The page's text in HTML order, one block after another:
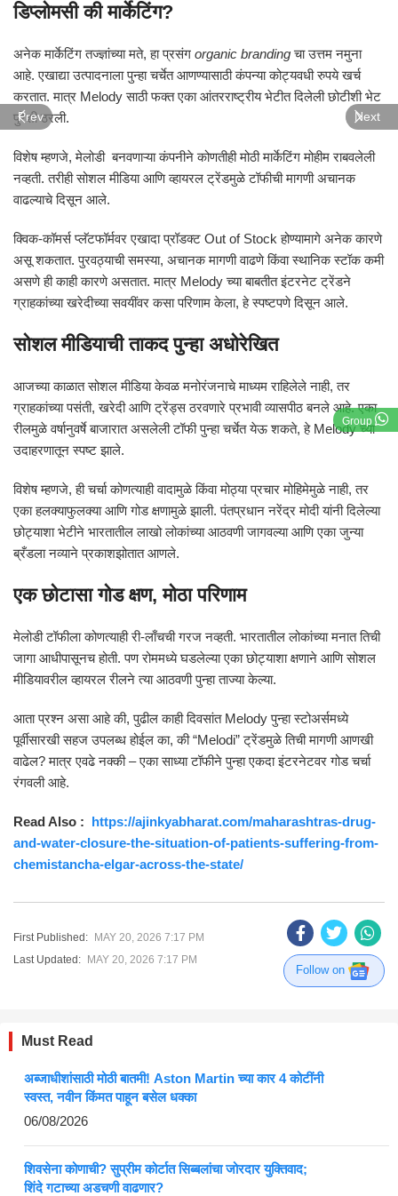
Group
डिप्लोमसी की मार्केटिंग?
अनेक मार्केटिंग तज्ज्ञांच्या मते, हा प्रसंग organic brandingचा उत्तम नमुना
आहे. एखाद्या उत्पादनाला पुन्हा चर्चेत आणण्यासाठी कंपन्या कोट्यवधी रुपये खर्च
करतात. मात्र Melody साठी फक्त एका आंतरराष्ट्रीय भेटीत दिलेली छोटीशी भेट
पुरेशी ठरली.
विशेष म्हणजे, मेलोडी बनवणाऱ्या कंपनीने कोणतीही मोठी मार्केटिंग मोहीम राबवलेली
नव्हती. तरीही सोशल मीडिया आणि व्हायरल ट्रेंडमुळे टॉफीची मागणी अचानक
वाढल्याचे दिसून आले.
क्विक-कॉमर्स प्लॅटफॉर्मवर एखादा प्रॉडक्ट Out of Stock होण्यामागे अनेक कारणे
असू शकतात. पुरवठ्याची समस्या, अचानक मागणी वाढणे किंवा स्थानिक स्टॉक कमी
असणे ही काही कारणे असतात. मात्र Melody च्या बाबतीत इंटरनेट ट्रेंडने
ग्राहकांच्या खरेदीच्या सवयींवर कसा परिणाम केला, हे स्पष्टपणे दिसून आले.
सोशल मीडियाची ताकद पुन्हा अधोरेखित
आजच्या काळात सोशल मीडिया केवळ मनोरंजनाचे माध्यम राहिलेले नाही, तर
ग्राहकांच्या पसंती, खरेदी आणि ट्रेंड्स ठरवणारे प्रभावी व्यासपीठ बनले आहे. एका
रीलमुळे वर्षानुवर्षे बाजारात असलेली टॉफी पुन्हा चर्चेत येऊ शकते, हे Melody च्या
उदाहरणातून स्पष्ट झाले.
विशेष म्हणजे, ही चर्चा कोणत्याही वादामुळे किंवा मोठ्या प्रचार मोहिमेमुळे नाही, तर
एका हलक्याफुलक्या आणि गोड क्षणामुळे झाली. पंतप्रधान नरेंद्र मोदी यांनी दिलेल्या
छोट्याशा भेटीने भारतातील लाखो लोकांच्या आठवणी जागवल्या आणि एका जुन्या
ब्रँडला नव्याने प्रकाशझोतात आणले.
एक छोटासा गोड क्षण, मोठा परिणाम
मेलोडी टॉफीला कोणत्याही री-लाँचची गरज नव्हती. भारतातील लोकांच्या मनात तिची
जागा आधीपासूनच होती. पण रोममध्ये घडलेल्या एका छोट्याशा क्षणाने आणि सोशल
मीडियावरील व्हायरल रीलने त्या आठवणी पुन्हा ताज्या केल्या.
आता प्रश्न असा आहे की, पुढील काही दिवसांत Melody पुन्हा स्टोअर्समध्ये
पूर्वीसारखी सहज उपलब्ध होईल का, की “Melodi” ट्रेंडमुळे तिची मागणी आणखी
वाढेल? मात्र एवढे नक्की – एका साध्या टॉफीने पुन्हा एकदा इंटरनेटवर गोड चर्चा
रंगवली आहे.
Read Also : https://ajinkyabharat.com/maharashtras-drug-
and-water-closure-the-situation-of-patients-suffering-from-
chemistancha-elgar-across-the-state/
First Published: MAY 20, 2026 7:17 PM
Last Updated: MAY 20, 2026 7:17 PM
Follow on
Prev Next
Must Read
अब्जाधीशांसाठी मोठी बातमी! Aston Martin च्या कार 4 कोटींनी
स्वस्त, नवीन किंमत पाहून बसेल धक्का
06/08/2026
शिवसेना कोणाची? सुप्रीम कोर्टात सिब्बलांचा जोरदार युक्तिवाद;
शिंदे गटाच्या अडचणी वाढणार?